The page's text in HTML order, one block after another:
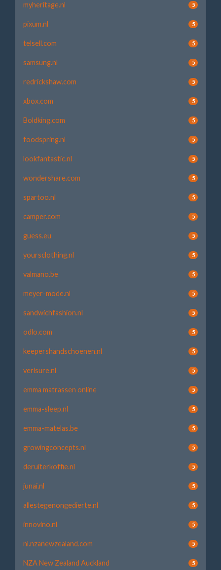
myheritage.nl 5
pixum.nl 5
telsell.com 5
samsung.nl 5
redrickshaw.com 5
xbox.com 5
Boldking.com 5
foodspring.nl 5
lookfantastic.nl 5
wondershare.com 5
spartoo.nl 5
camper.com 5
guess.eu 5
yoursclothing.nl 5
valmano.be 5
meyer-mode.nl 5
sandwichfashion.nl 5
odlo.com 5
keepershandschoenen.nl 5
verisure.nl 5
emma matrassen online 5
emma-sleep.nl 5
emma-matelas.be 5
growingconcepts.nl 5
deruiterkoffie.nl 5
junai.nl 5
allestegenongedierte.nl 5
innovino.nl 5
nl.nzanewzealand.com 5
NZA New Zealand Auckland 5